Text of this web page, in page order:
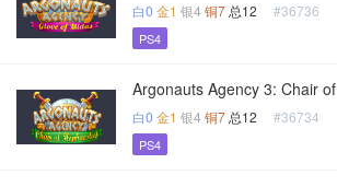
白0 金1 银4 铜7 总12 #36736
PS4
Argonauts Agency 3: Chair
白0 金1 银4 铜7 总12 #36734
PS4